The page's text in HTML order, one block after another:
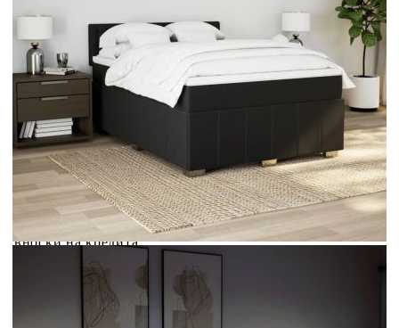
Материал за пълнеж:
Покет пружини, пяна
Твърдост:
Средна
Купи на изплащане
Credit calculator
Боксспринг легло с матрак, черно, 160x200 см, плат
Please select credit institution
Цена на продукта: €669.00
Extraction of information from credit institutions
Предоставената таблица е с информационна цел.
Добавете продукта в количката си с бутона "Добави в
количката" и при поръчка ще можете да изберете броя
вноски на кредита.
Acest tabel are caracter informativ. Adăugați produsul în
coșul de cumpărături unde veți putea selecta detaliile
cererii de creditare.